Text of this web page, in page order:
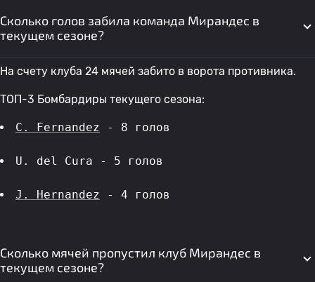
Сколько голов забила команда Мирандес в
текущем сезоне?
На счету клуба 24 мячей забито в ворота противника.
ТОП-3 Бомбардиры текущего сезона:
C. Fernandez - 8 голов
U. del Cura - 5 голов
J. Hernandez - 4 голов
Сколько мячей пропустил клуб Мирандес в
текущем сезоне?